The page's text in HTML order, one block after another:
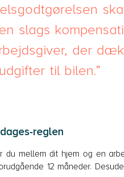
slags
der
til bilen.
reglen
du mellem dit hjem og en
12 måneder.